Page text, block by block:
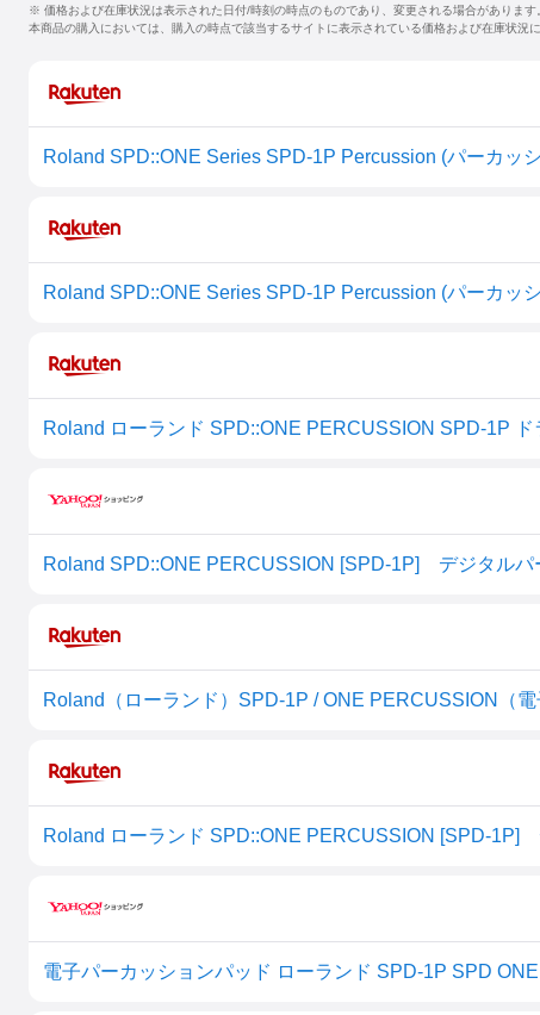
※ 価格および在庫状況は表示された日付/時刻の時点のものであり、変更される場合があります
本商品の購入においては、購入の時点で該当するサイトに表示されている価格および在庫状況
Roland SPD::ONE PERCUSSION [SPD-1P] デジタルパ
Roland（ローランド）SPD-1P / ONE PERCUSSION（電
Roland ローランド SPD::ONE PERCUSSION [SPD-1P]